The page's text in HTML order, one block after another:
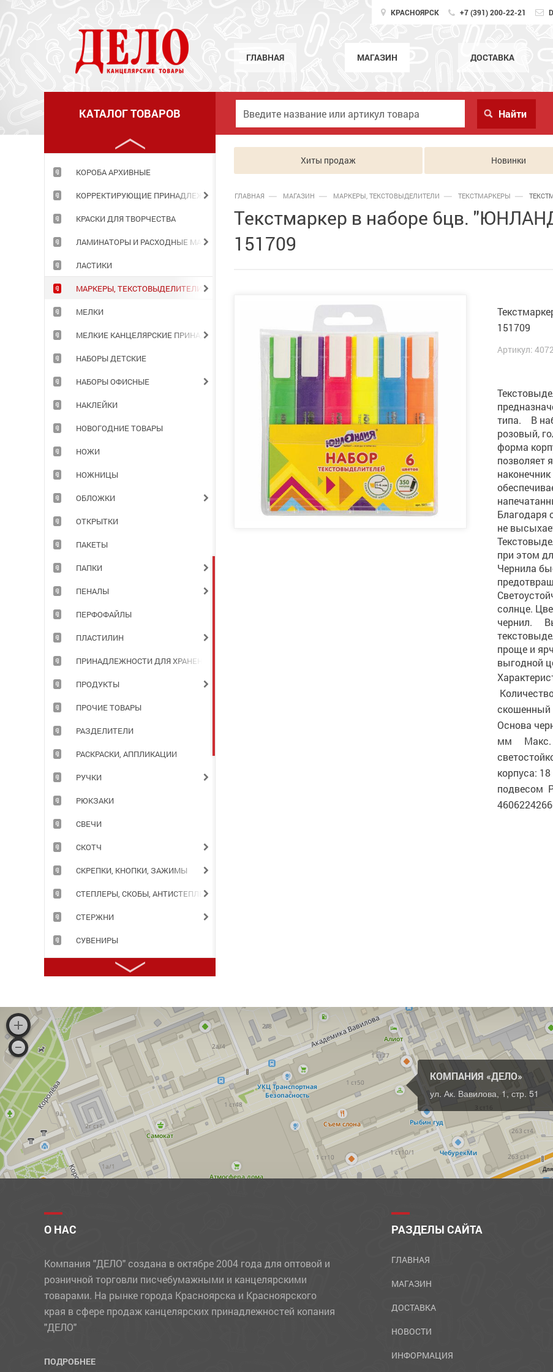
КРАСНОЯРСК +7 (391) 200-22-21
ГЛАВНАЯ МАГАЗИН ДОСТАВКА
КАТАЛОГ ТОВАРОВ
КНИГИ ДЛЯ ЗАПИСЕЙ
КНИЖКИ ДЕТСКИЕ
КОРЗИНЫ ОФИСНЫЕ
КОРОБА АРХИВНЫЕ
КОРРЕКТИРУЮЩИЕ ПРИНАДЛЕЖНОСТИ
КРАСКИ ДЛЯ ТВОРЧЕСТВА
ЛАМИНАТОРЫ И РАСХОДНЫЕ МАТЕРИАЛЫ
ЛАСТИКИ
МАРКЕРЫ, ТЕКСТОВЫДЕЛИТЕЛИ
МЕЛКИ
МЕЛКИЕ КАНЦЕЛЯРСКИЕ ПРИНАДЛЕЖНОСТИ
НАБОРЫ ДЕТСКИЕ
НАБОРЫ ОФИСНЫЕ
НАКЛЕЙКИ
НОВОГОДНИЕ ТОВАРЫ
НОЖИ
НОЖНИЦЫ
ОБЛОЖКИ
ОТКРЫТКИ
ПАКЕТЫ
ПАПКИ
ПЕНАЛЫ
ПЕРФОФАЙЛЫ
ПЛАСТИЛИН
ПРИНАДЛЕЖНОСТИ ДЛЯ ХРАНЕНИЯ ДОКУМЕНТОВ
ПРОДУКТЫ
ПРОЧИЕ ТОВАРЫ
РАЗДЕЛИТЕЛИ
РАСКРАСКИ, АППЛИКАЦИИ
РУЧКИ
РЮКЗАКИ
СВЕЧИ
СКОТЧ
СКРЕПКИ, КНОПКИ, ЗАЖИМЫ
СТЕПЛЕРЫ, СКОБЫ, АНТИСТЕПЛЕРЫ
СТЕРЖНИ
СУВЕНИРЫ
ТЕТРАДИ
ТОЧИЛКИ
ТРАФАРЕТЫ
ТУШЬ
УЧЕБНЫЕ МАТЕРИАЛЫ
ФЛОМАСТЕРЫ
ФОТОАЛЬБОМЫ, ФОТОРАМКИ
ХОЗЯЙСТВЕННЫЕ ТОВАРЫ
ШТЕМПЕЛЬНЫЕ ПРИНАДЛЕЖНОСТИ
Хиты продаж Новинки
ГЛАВНАЯ МАГАЗИН МАРКЕРЫ, ТЕКСТОВЫДЕЛИТЕЛИ ТЕКСТМАРКЕРЫ
Текстмаркер в наборе 6цв.
151709
151709
Артикул:
типа. В
розовый,
форма
позволяет
Благодаря
не
при этом
Чернила
солнце.
чернил.
проще и
выгодной
Основа
мм Макс.
корпуса:
подвесом
КОМПАНИЯ «ДЕЛО»
ул. Ак. Вавилова, 1, стр. 51
О НАС
Компания "ДЕЛО" создана в октябре 2004 года для оптовой и
розничной торговли писчебумажными и канцелярскими
товарами. На рынке города Красноярска и Красноярского
края в сфере продаж канцелярских принадлежностей копания
"ДЕЛО"
ПОДРОБНЕЕ
РАЗДЕЛЫ САЙТА
ГЛАВНАЯ
МАГАЗИН
ДОСТАВКА
НОВОСТИ
ИНФОРМАЦИЯ